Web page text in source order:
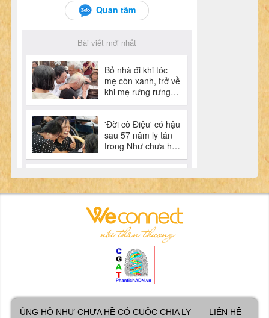
ỦNG HỘ NHƯ CHƯA HỀ CÓ CUỘC CHIA LY LIÊN HỆ